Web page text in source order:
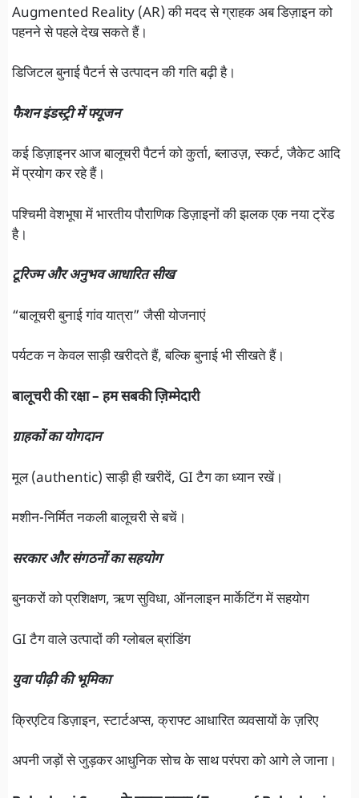
Augmented Reality (AR) की मदद से ग्राहक अब डिज़ाइन को
पहनने से पहले देख सकते हैं।
डिजिटल बुनाई पैटर्न से उत्पादन की गति बढ़ी है।
फैशन इंडस्ट्री में फ्यूजन
कई डिज़ाइनर आज बालूचरी पैटर्न को कुर्ता, ब्लाउज़, स्कर्ट, जैकेट आदि
में प्रयोग कर रहे हैं।
पश्चिमी वेशभूषा में भारतीय पौराणिक डिज़ाइनों की झलक एक नया ट्रेंड
है।
टूरिज्म और अनुभव आधारित सीख
“बालूचरी बुनाई गांव यात्रा” जैसी योजनाएं
पर्यटक न केवल साड़ी खरीदते हैं, बल्कि बुनाई भी सीखते हैं।
बालूचरी की रक्षा – हम सबकी ज़िम्मेदारी
ग्राहकों का योगदान
मूल (authentic) साड़ी ही खरीदें, GI टैग का ध्यान रखें।
मशीन-निर्मित नकली बालूचरी से बचें।
सरकार और संगठनों का सहयोग
बुनकरों को प्रशिक्षण, ऋण सुविधा, ऑनलाइन मार्केटिंग में सहयोग
GI टैग वाले उत्पादों की ग्लोबल ब्रांडिंग
युवा पीढ़ी की भूमिका
क्रिएटिव डिज़ाइन, स्टार्टअप्स, क्राफ्ट आधारित व्यवसायों के ज़रिए
अपनी जड़ों से जुड़कर आधुनिक सोच के साथ परंपरा को आगे ले जाना।